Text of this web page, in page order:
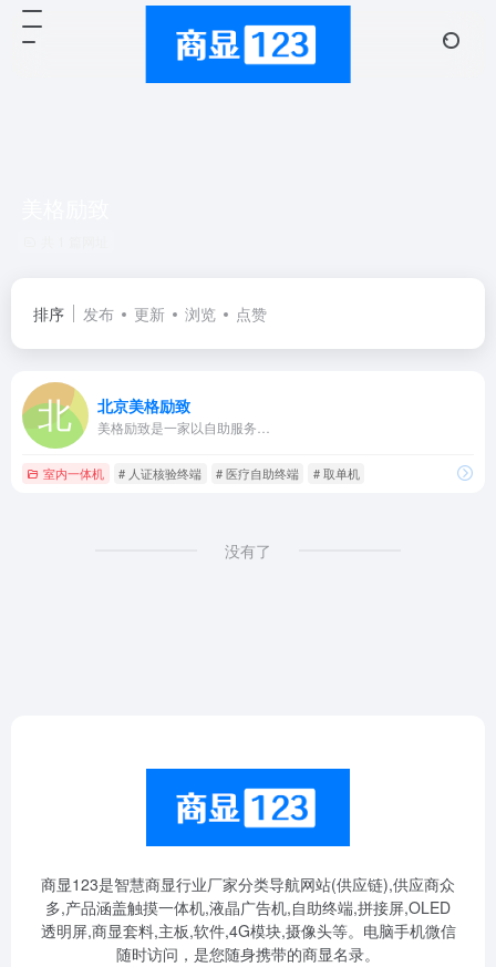
排序 发布 更新 浏览 点赞
北京美格励致
美格励致是一家以自助服务…
室内一体机 # 人证核验终端 # 医疗自助终端 # 取单机
没有了
商显123是智慧商显行业厂家分类导航网站(供应链),供应商众
多,产品涵盖触摸一体机,液晶广告机,自助终端,拼接屏,OLED
透明屏,商显套料,主板,软件,4G模块,摄像头等。电脑手机微信
随时访问，是您随身携带的商显名录。